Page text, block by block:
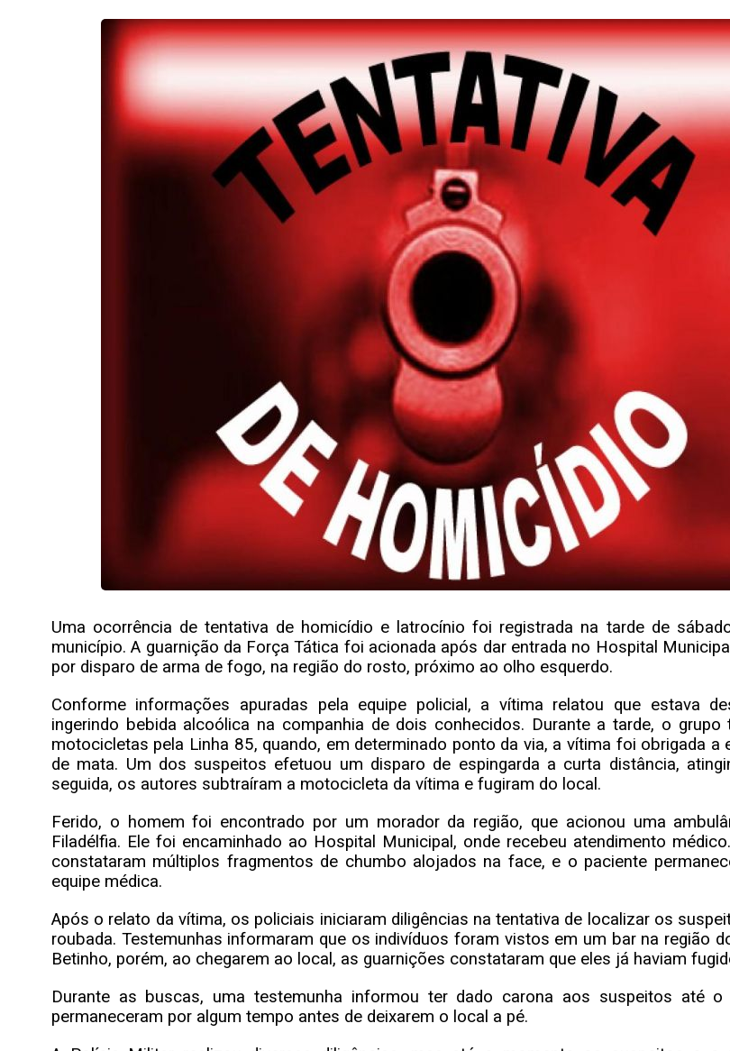
Uma ocorrência de tentativa de homicídio e latrocínio foi registrada na tarde de
município. A guarnição da Força Tática foi acionada após dar entrada no Hospital
por disparo de arma de fogo, na região do rosto, próximo ao olho esquerdo.
Conforme informações apuradas pela equipe policial, a vítima relatou que estava
ingerindo bebida alcoólica na companhia de dois conhecidos. Durante a tarde, o grupo
motocicletas pela Linha 85, quando, em determinado ponto da via, a vítima foi obrigada a
de mata. Um dos suspeitos efetuou um disparo de espingarda a curta distância,
seguida, os autores subtraíram a motocicleta da vítima e fugiram do local.
Ferido, o homem foi encontrado por um morador da região, que acionou uma
Filadélfia. Ele foi encaminhado ao Hospital Municipal, onde recebeu atendimento
constataram múltiplos fragmentos de chumbo alojados na face, e o paciente
equipe médica.
Após o relato da vítima, os policiais iniciaram diligências na tentativa de localizar os
roubada. Testemunhas informaram que os indivíduos foram vistos em um bar na região
Betinho, porém, ao chegarem ao local, as guarnições constataram que eles já haviam
Durante as buscas, uma testemunha informou ter dado carona aos suspeitos até o
permaneceram por algum tempo antes de deixarem o local a pé.